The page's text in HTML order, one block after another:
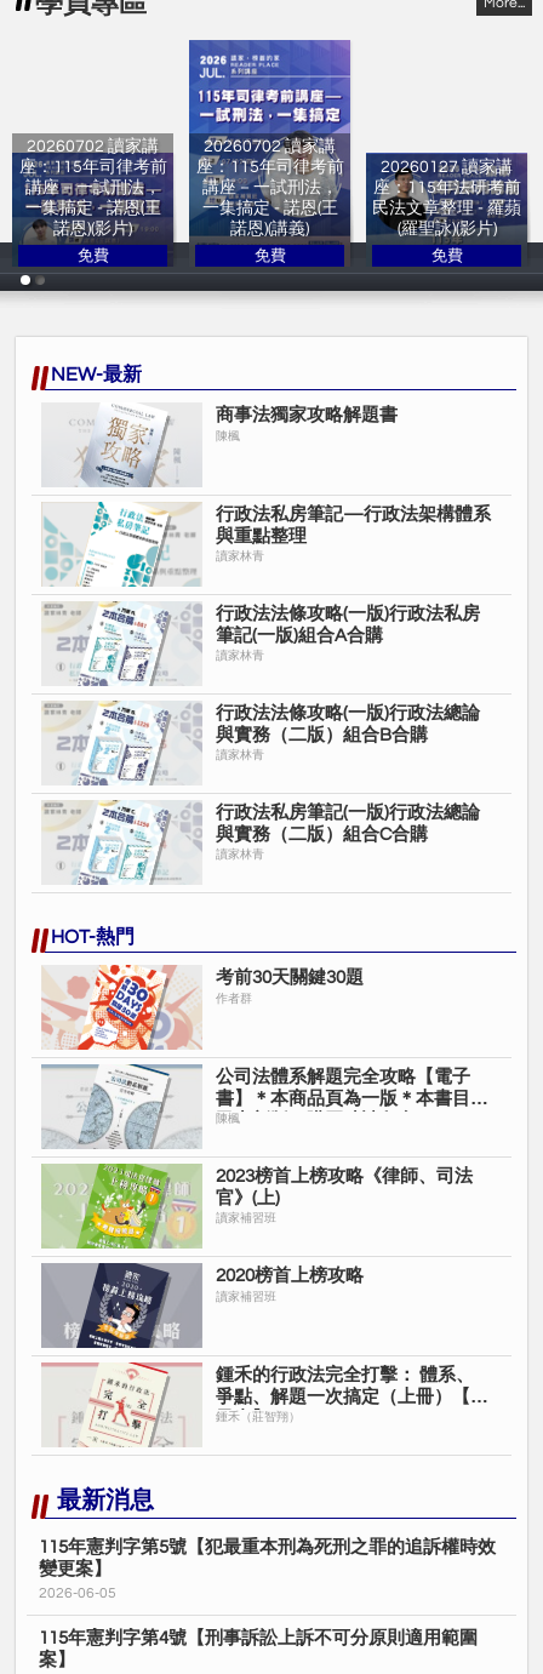
More...
20260702 讀家講
座：115年司律考前
講座－一試刑法，
一集搞定 - 諾恩(王
諾恩)(影片)
讀家補習班
免費
20260702 讀家講
座：115年司律考前
講座－一試刑法，
一集搞定 - 諾恩(王
諾恩)(講義)
讀家補習班
免費
20260127 讀家講
座：115年法研考前
民法文章整理 - 羅蘋
(羅聖詠)(影片)
讀家補習班
免費
NEW-最新
商事法獨家攻略解題書
陳楓
行政法私房筆記—行政法架構體系
與重點整理
讀家林青
行政法法條攻略(一版)行政法私房
筆記(一版)組合A合購
讀家林青
行政法法條攻略(一版)行政法總論
與實務（二版）組合B合購
讀家林青
行政法私房筆記(一版)行政法總論
與實務（二版）組合C合購
讀家林青
HOT-熱門
考前30天關鍵30題
作者群
公司法體系解題完全攻略【電子
書】＊本商品頁為一版＊本書目前
已出新版＊購買時請留意＊
陳楓
2023榜首上榜攻略《律師、司法
官》(上)
讀家補習班
2020榜首上榜攻略
讀家補習班
鍾禾的行政法完全打擊： 體系、
爭點、解題一次搞定（上冊）【電
子書】
鍾禾（莊智翔）
最新消息
115年憲判字第5號【犯最重本刑為死刑之罪的追訴權時效
變更案】
2026-06-05
115年憲判字第4號【刑事訴訟上訴不可分原則適用範圍
案】